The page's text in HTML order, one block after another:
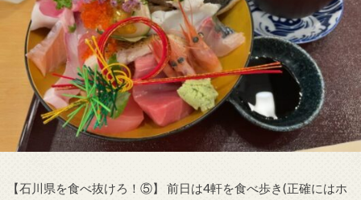
【石川県を食べ抜けろ！⑤】 前日は4軒を食べ歩き(正確にはホ